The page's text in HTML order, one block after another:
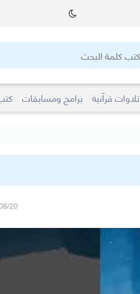
تلاوات قرآنية برامج ومسابقات
20